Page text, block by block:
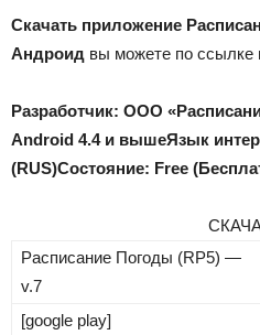
Скачать приложение
Андроид вы можете по ссылке
Разработчик: ООО
Android 4.4 и вышеЯзык
(RUS)Состояние: Free
Расписание Погоды (RP5) —
v.7
[google play]